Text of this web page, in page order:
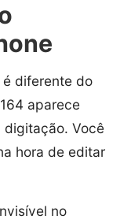
diferente do
aparece
digitação. Você
hora de editar
no